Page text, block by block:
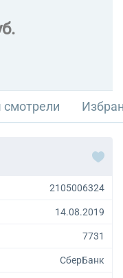
2105006324
14.08.2019
7731
СберБанк